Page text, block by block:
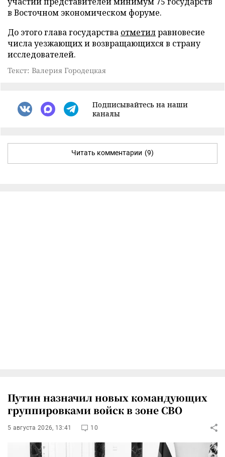
в Восточном экономическом форуме.
До этого глава государства отметилравновесие
числа уезжающих и возвращающихся в страну
исследователей.
Текст: Валерия Городецкая
Подписывайтесь на наши
каналы
Читать комментарии (9)
Путин назначил новых командующих
группировками войск в зоне СВО
5 августа 2026, 13:41 10